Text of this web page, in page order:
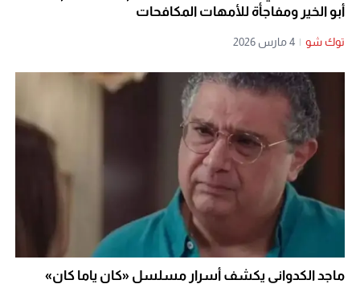
أبو الخير ومفاجأة للأمهات المكافحات
توك شو | 4 مارس 2026
ماجد الكدواني يكشف أسرار مسلسل «كان ياما كان»